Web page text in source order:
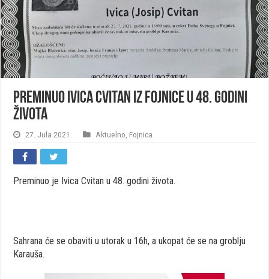
Preminuo Ivica Cvitan iz Fojnice u 48. godini
života
27. Jula 2021. Aktuelno Fojnica
Preminuo je Ivica Cvitan u 48. godini života.
Sahrana će se obaviti u utorak u 16h, a ukopat će se na groblju
Karauša.